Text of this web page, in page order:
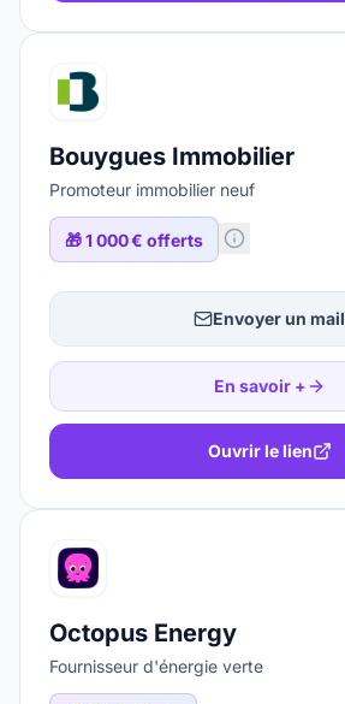
Bouygues Immobilier
Promoteur immobilier neuf
🎁1 000 € offerts
Envoyer un mail
En savoir +
Ouvrir le lien
Octopus Energy
Fournisseur d'énergie verte